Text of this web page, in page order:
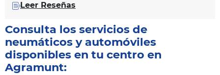
Leer Reseñas
Consulta los servicios de
neumáticos y automóviles
disponibles en tu centro en
Agramunt: